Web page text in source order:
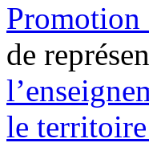
Promotion
de
le